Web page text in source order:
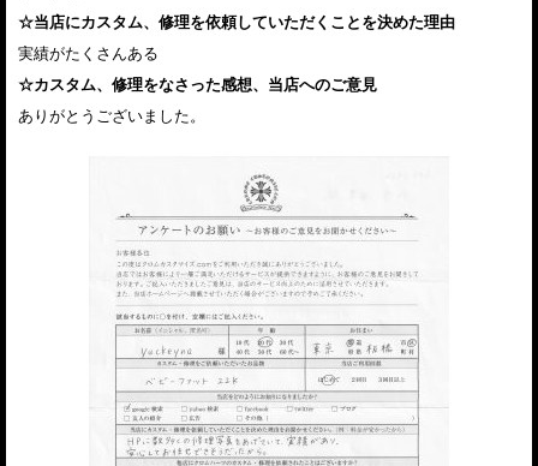
☆当店にカスタム、修理を依頼していただくことを決めた理由
実績がたくさんある
☆カスタム、修理をなさった感想、当店へのご意見
ありがとうございました。